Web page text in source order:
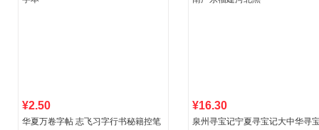
¥2.50
华夏万卷字帖 志飞习字行书秘籍控笔
¥16.30
泉州寻宝记宁夏寻宝记大中华寻